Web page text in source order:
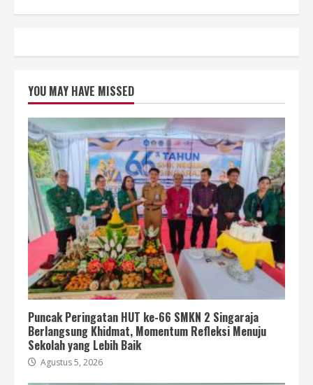
YOU MAY HAVE MISSED
Puncak Peringatan HUT ke-66 SMKN 2 Singaraja
Berlangsung Khidmat, Momentum Refleksi Menuju
Sekolah yang Lebih Baik
Agustus 5, 2026